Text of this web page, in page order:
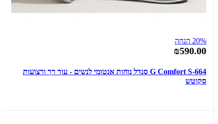
20% הנחה
₪590.00
G Comfort S-664 סנדל נוחות אנטומי לנשים - עור רך ורצועות
סקוטש